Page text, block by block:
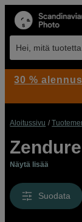
Hei, mitä
Aloitussivu
Zendure
Näytä lisää
Suodata
30 %